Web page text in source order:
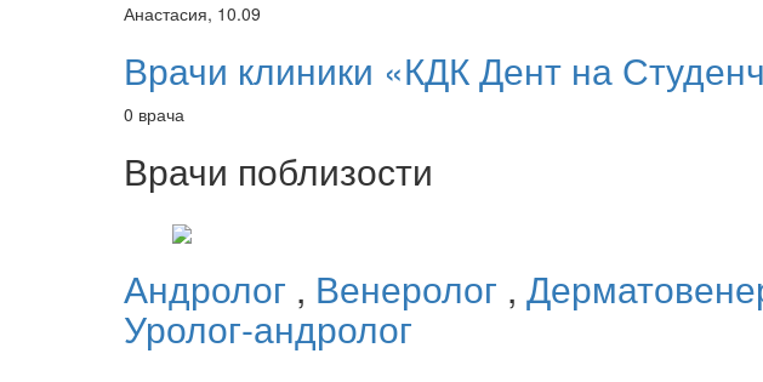
Анастасия, 10.09
Врачи клиники «КДК Дент на
0 врача
Врачи поблизости
Андролог , Венеролог ,
Уролог-андролог